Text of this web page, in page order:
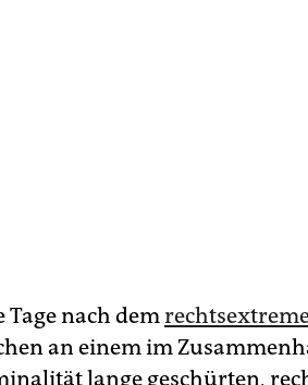
Tage nach dem
an einem im
lange geschürten,